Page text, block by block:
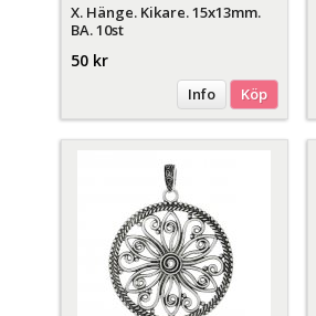
X. Hänge. Kikare. 15x13mm.
BA. 10st
50 kr
Info Köp